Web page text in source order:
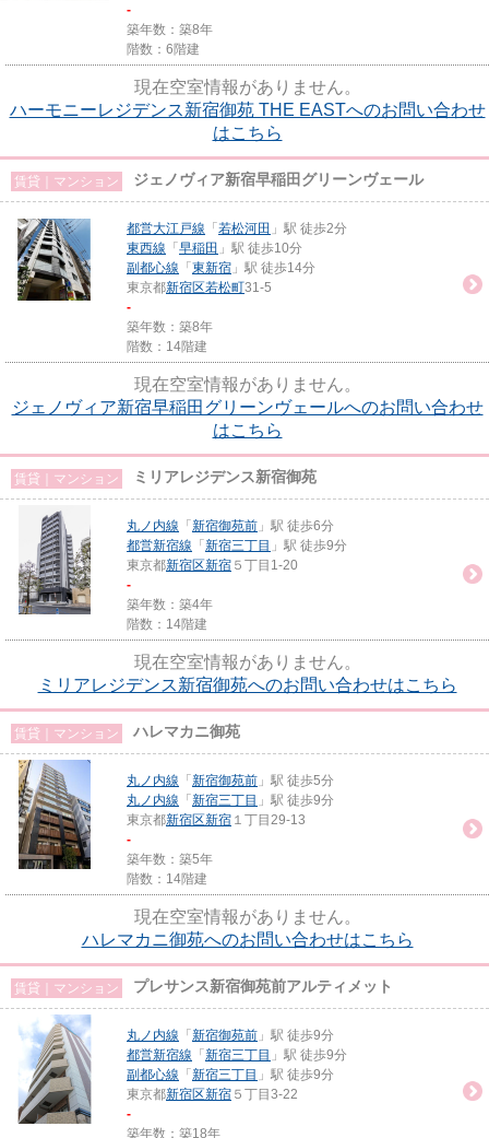
-
築年数：築8年
階数：6階建
現在空室情報がありません。
ハーモニーレジデンス新宿御苑 THE EASTへのお問い合わせ
はこちら
賃貸｜マンション ジェノヴィア新宿早稲田グリーンヴェール
都営大江戸線 「 若松河田 」駅 徒歩2分
東西線 「 早稲田 」駅 徒歩10分
副都心線 「 東新宿 」駅 徒歩14分
東京都新宿区若松町31-5
-
築年数：築8年
階数：14階建
現在空室情報がありません。
ジェノヴィア新宿早稲田グリーンヴェールへのお問い合わせ
はこちら
賃貸｜マンション ミリアレジデンス新宿御苑
丸ノ内線 「 新宿御苑前 」駅 徒歩6分
都営新宿線 「 新宿三丁目 」駅 徒歩9分
東京都新宿区新宿 ５丁目1-20
-
築年数：築4年
階数：14階建
現在空室情報がありません。
ミリアレジデンス新宿御苑へのお問い合わせはこちら
賃貸｜マンション ハレマカニ御苑
丸ノ内線 「 新宿御苑前 」駅 徒歩5分
丸ノ内線 「 新宿三丁目 」駅 徒歩9分
東京都新宿区新宿 １丁目29-13
-
築年数：築5年
階数：14階建
現在空室情報がありません。
ハレマカニ御苑へのお問い合わせはこちら
賃貸｜マンション プレサンス新宿御苑前アルティメット
丸ノ内線 「 新宿御苑前 」駅 徒歩9分
都営新宿線 「 新宿三丁目 」駅 徒歩9分
副都心線 「 新宿三丁目 」駅 徒歩9分
東京都新宿区新宿 ５丁目3-22
-
築年数：築18年